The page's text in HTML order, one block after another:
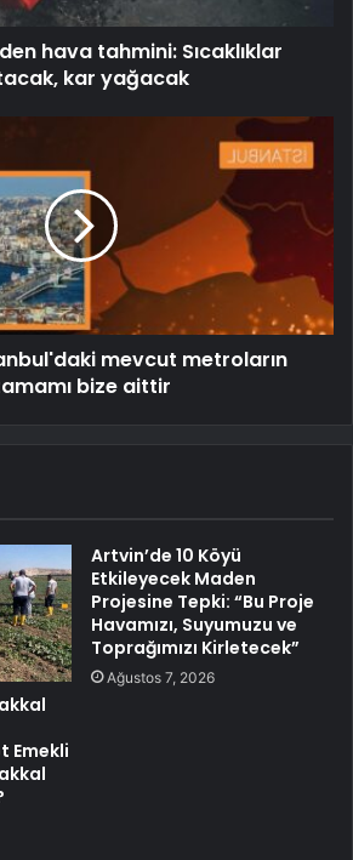
hava tahmini: Sıcaklıklar
kar yağacak
mevcut metroların
bize aittir
Emekli
Artvin’de 10 Köyü
Etkileyecek Maden
Projesine Tepki: “Bu Proje
Havamızı, Suyumuzu ve
Toprağımızı Kirletecek”
Ağustos 7, 2026